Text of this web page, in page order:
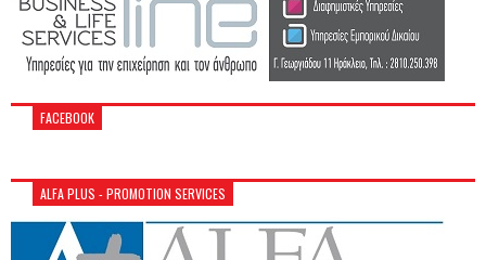
FACEBOOK
ALFA PLUS - PROMOTION SERVICES